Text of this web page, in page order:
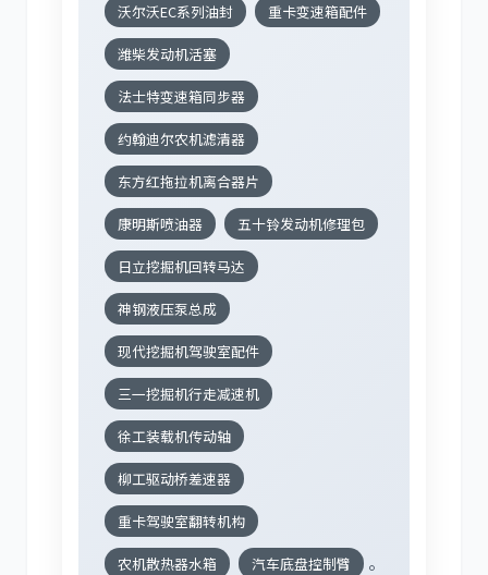
沃尔沃EC系列油封 重卡变速箱配件
潍柴发动机活塞
法士特变速箱同步器
约翰迪尔农机滤清器
东方红拖拉机离合器片
康明斯喷油器 五十铃发动机修理包
日立挖掘机回转马达
神钢液压泵总成
现代挖掘机驾驶室配件
三一挖掘机行走减速机
徐工装载机传动轴
柳工驱动桥差速器
重卡驾驶室翻转机构
农机散热器水箱 汽车底盘控制臂 。